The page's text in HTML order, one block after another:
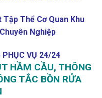
Tập Thể Cơ Quan Khu
Nghiệp
PHỤC VỤ 24/24
HẦM CẦU, THÔNG
TẮC BỒN RỬA